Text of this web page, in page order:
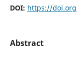
DOI: https://
Abstract